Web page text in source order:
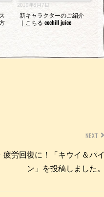
2019年8月7日
新キャラクターのご紹介
｜こちる cochill juice
NEXT
疲労回復に！「キウイ＆パイ
ン」を投稿しました。